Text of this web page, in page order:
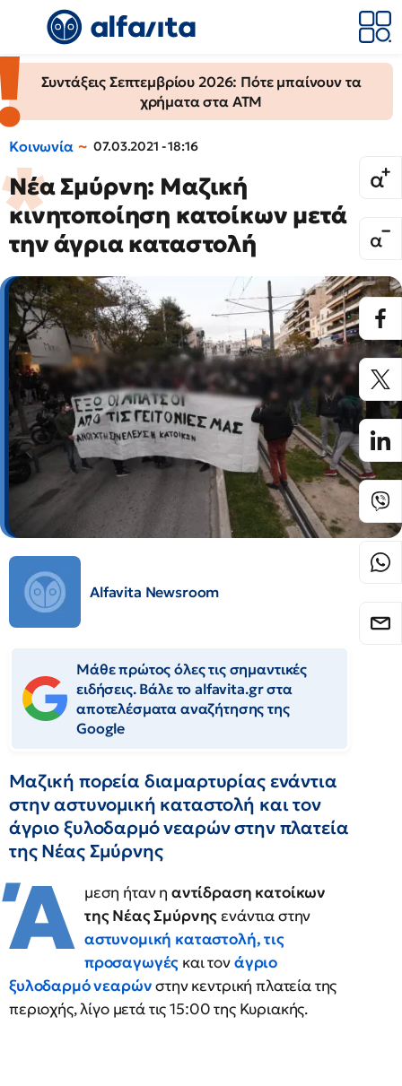
Συντάξεις Σεπτεμβρίου 2026: Πότε μπαίνουν τα
χρήματα στα ΑΤΜ
Κοινωνία 07.03.2021 - 18:16
Νέα Σμύρνη: Μαζική
κινητοποίηση κατοίκων μετά
την άγρια καταστολή
Alfavita Newsroom
Μάθε πρώτος όλες τις σημαντικές
ειδήσεις. Βάλε το alfavita.gr στα
αποτελέσματα αναζήτησης της
Google
Μαζική πορεία διαμαρτυρίας ενάντια
στην αστυνομική καταστολή και τον
άγριο ξυλοδαρμό νεαρών στην πλατεία
της Νέας Σμύρνης
Ά μεση ήταν η αντίδραση κατοίκων
της Νέας Σμύρνηςενάντια στην
αστυνομική καταστολή, τις
προσαγωγές και τονάγριο
ξυλοδαρμό νεαρώνστην κεντρική πλατεία της
περιοχής, λίγο μετά τις 15:00 της Κυριακής.